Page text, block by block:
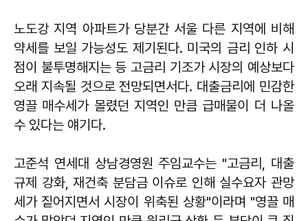
노도강 지역 아파트가 당분간 서울 다른 지역에 비해
약세를 보일 가능성도 제기된다. 미국의 금리 인하 시
점이 불투명해지는 등 고금리 기조가 시장의 예상보다
오래 지속될 것으로 전망되면서다. 대출금리에 민감한
영끌 매수세가 몰렸던 지역인 만큼 급매물이 더 나올
수 있다는 얘기다.
고준석 연세대 상남경영원 주임교수는 "고금리, 대출
규제 강화, 재건축 분담금 이슈로 인해 실수요자 관망
세가 짙어지면서 시장이 위축된 상황"이라며 "영끌 매